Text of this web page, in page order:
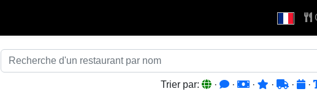
Trier par: · · · · · ·